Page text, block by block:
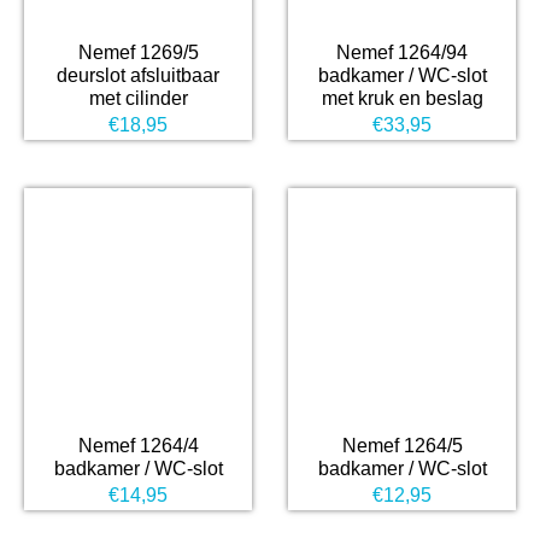
Nemef 1269/5
deurslot afsluitbaar
met cilinder
€18,95
Nemef 1264/94
badkamer / WC-slot
met kruk en beslag
€33,95
Nemef 1264/4
badkamer / WC-slot
€14,95
Nemef 1264/5
badkamer / WC-slot
€12,95